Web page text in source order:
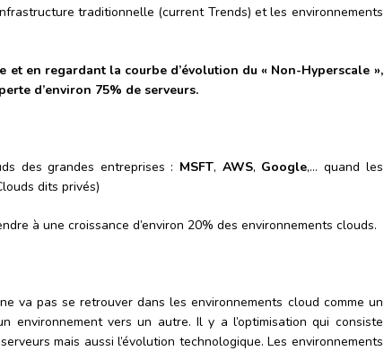
traditionnelle (current Trends) et les environnements
et en regardant la courbe d’évolution du « Non-Hyperscale »,
d’environ 75% de serveurs.
des grandes entreprises : MSFT, AWS, Google,… quand les
dits privés)
à une croissance d’environ 20% des environnements clouds.
va pas se retrouver dans les environnements cloud comme un
environnement vers un autre. Il y a l’optimisation qui consiste
mais aussi l’évolution technologique. Les environnements